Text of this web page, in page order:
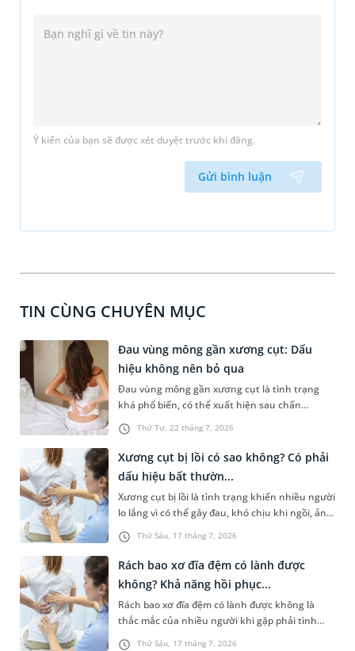
Ý kiến của bạn sẽ được xét duyệt trước khi đăng.
Gửi bình luận
TIN CÙNG CHUYÊN MỤC
Thứ Tư, 22 tháng 7, 2026
Đau vùng mông gần xương cụt: Dấu
hiệu không nên bỏ qua
Đau vùng mông gần xương cụt là tình trạng
khá phổ biến, có thể xuất hiện sau chấn
thương, ngồi lâu hoặc liên quan đến các bệnh
lý cơ xương khớp và thần kinh. Cơn đau không
chỉ gây khó chịu khi vận động khi ngồi hoặc
đứng lên mà còn ảnh hưởng đáng kể đến sinh
hoạt hàng ngày. Việc xác định đúng nguyên
nhân đóng vai trò quan trọng trong quá trình
điều trị, giúp kiểm soát triệu chứng và ngăn
ngừa các biến chứng không mong muốn.
Thứ Sáu, 17 tháng 7, 2026
Xương cụt bị lồi có sao không? Có phải
dấu hiệu bất thườn...
Xương cụt bị lồi là tình trạng khiến nhiều người
lo lắng vì có thể gây đau, khó chịu khi ngồi, ảnh
hưởng đến sinh hoạt hàng ngày. Trên thực tế,
sự thay đổi hình thái này có thể xuất phát từ
đặc điểm giải phẫu tự nhiên, chấn thương hoặc
một số bệnh lý liên quan đến cột sống và mô
mềm vùng cùng cụt. Vậy xương cụt bị lồi có sao
không và khi nào cần đi khám? Bài viết dưới đây
sẽ giúp bạn hiểu rõ hơn về tình trạng này.
Thứ Sáu, 17 tháng 7, 2026
Rách bao xơ đĩa đệm có lành được
không? Khả năng hồi phục...
Rách bao xơ đĩa đệm có lành được không là
thắc mắc của nhiều người khi gặp phải tình
trạng đau lưng kéo dài hoặc được chẩn đoán có